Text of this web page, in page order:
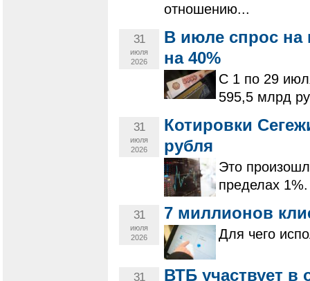
отношению...
31
июля
2026
В июле спрос на
на 40%
С 1 по 29
595,5 млрд
31
июля
2026
Котировки
рубля
Это
пределах 1%.
31
июля
2026
7 миллионов
Для чего
31
ВТБ участвует в